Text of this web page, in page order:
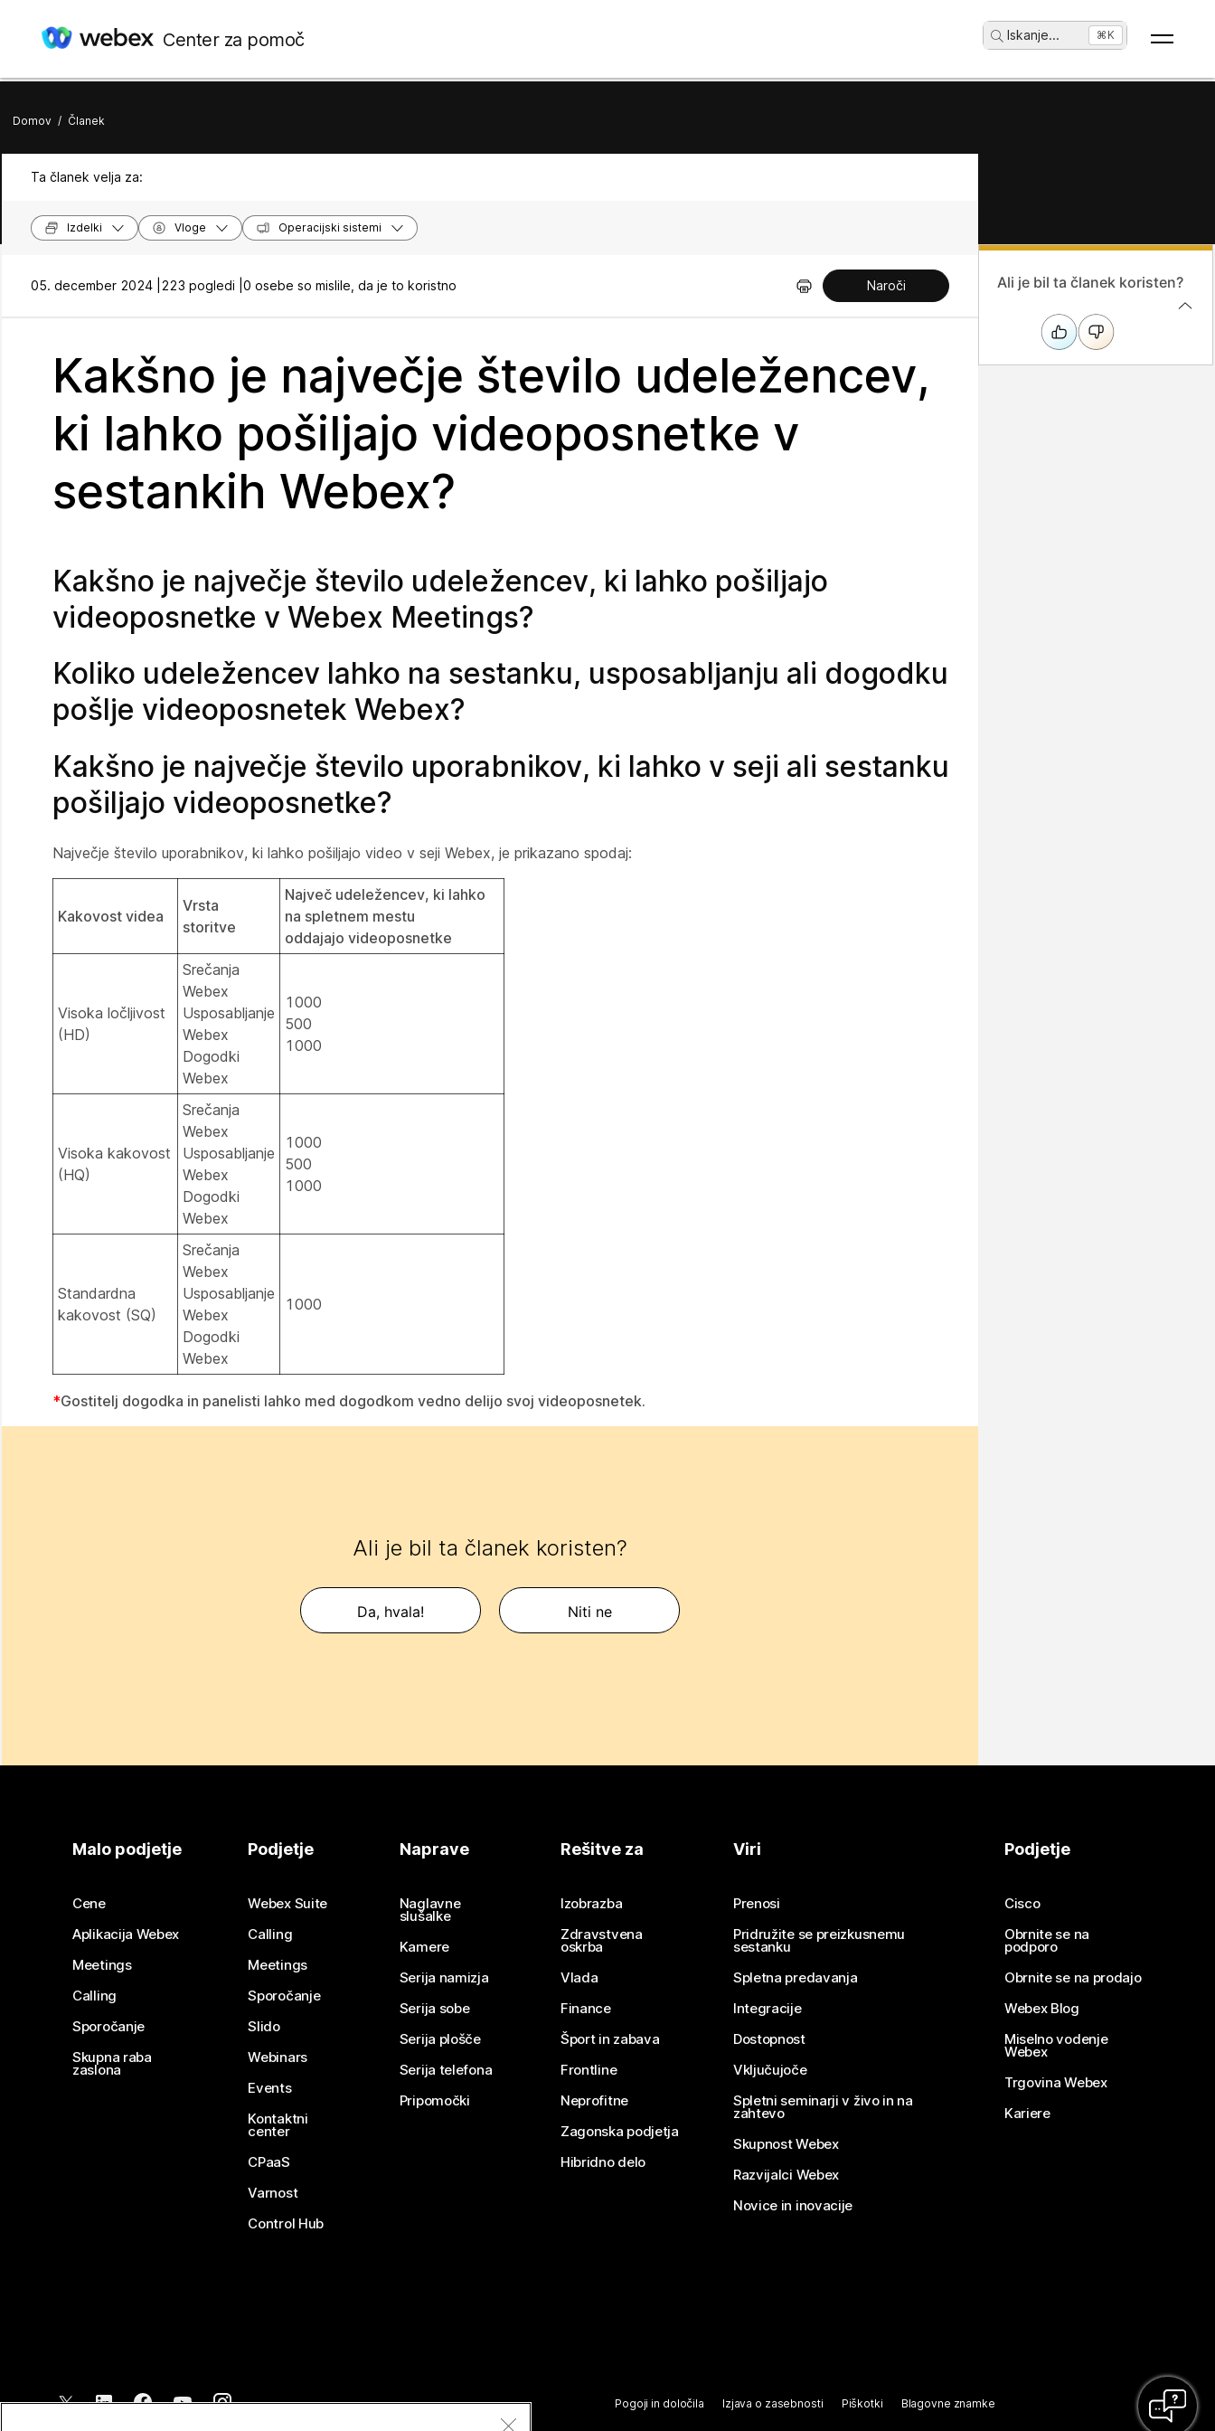
Center za pomoč Iskanje... ⌘K
Domov / Članek
Ta članek velja za:
Izdelki Vloge Operacijski sistemi
05. december 2024 | 223 pogledi | 0 osebe so mislile, da je to koristno Naroči
Kakšno je največje število udeležencev,
ki lahko pošiljajo videoposnetke v
sestankih Webex?
Kakšno je največje število udeležencev, ki lahko pošiljajo
videoposnetke v Webex Meetings?
Koliko udeležencev lahko na sestanku, usposabljanju ali dogodku
pošlje videoposnetek Webex?
Kakšno je največje število uporabnikov, ki lahko v seji ali sestanku
pošiljajo videoposnetke?
Največje število uporabnikov, ki lahko pošiljajo video v seji Webex, je prikazano spodaj:
Kakovost videa
Vrsta
storitve
Največ udeležencev, ki lahko
na spletnem mestu
oddajajo videoposnetke
Visoka ločljivost
(HD)
Srečanja
Webex
Usposabljanje
Webex
Dogodki
Webex
1000
500
1000
Visoka kakovost
(HQ)
Srečanja
Webex
Usposabljanje
Webex
Dogodki
Webex
1000
500
1000
Standardna
kakovost (SQ)
Srečanja
Webex
Usposabljanje
Webex
Dogodki
Webex
1000
*Gostitelj dogodka in panelisti lahko med dogodkom vedno delijo svoj videoposnetek.
Ali je bil ta članek koristen?
Da, hvala! Niti ne
Ali je bil ta članek koristen?
Malo podjetje
Cene
Aplikacija Webex
Meetings
Calling
Sporočanje
Skupna raba
zaslona
Podjetje
Webex Suite
Calling
Meetings
Sporočanje
Slido
Webinars
Events
Kontaktni
center
CPaaS
Varnost
Control Hub
Naprave
Naglavne
slušalke
Kamere
Serija namizja
Serija sobe
Serija plošče
Serija telefona
Pripomočki
Rešitve za
Izobrazba
Zdravstvena
oskrba
Vlada
Finance
Šport in zabava
Frontline
Neprofitne
Zagonska podjetja
Hibridno delo
Viri
Prenosi
Pridružite se preizkusnemu
sestanku
Spletna predavanja
Integracije
Dostopnost
Vključujoče
Spletni seminarji v živo in na
zahtevo
Skupnost Webex
Razvijalci Webex
Novice in inovacije
Podjetje
Cisco
Obrnite se na
podporo
Obrnite se na prodajo
Webex Blog
Miselno vodenje
Webex
Trgovina Webex
Kariere
Pogoji in določila Izjava o zasebnosti Piškotki Blagovne znamke